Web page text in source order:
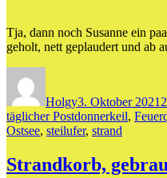
Tja, dann noch Susanne ein
geholt, nett geplaudert und ab
Holgy3. Oktober 2021
täglicher PostSchlagwörter
donnerkeil,
Ostsee, steilufer, strand
Strandkorb,